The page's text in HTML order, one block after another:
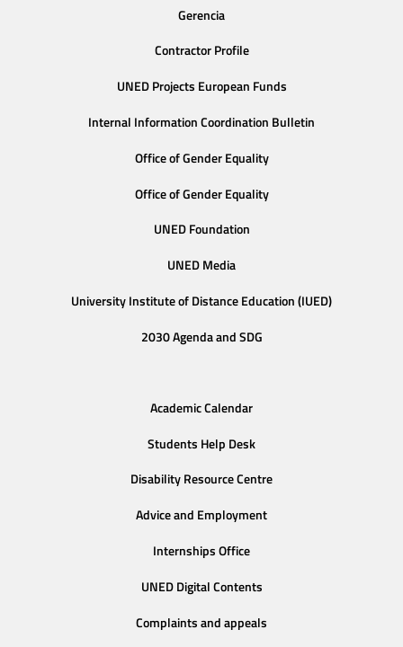
Gerencia
Contractor Profile
UNED Projects European Funds
Internal Information Coordination Bulletin
Office of Gender Equality
Office of Gender Equality
UNED Foundation
UNED Media
University Institute of Distance Education (IUED)
2030 Agenda and SDG
Academic Calendar
Students Help Desk
Disability Resource Centre
Advice and Employment
Internships Office
UNED Digital Contents
Complaints and appeals